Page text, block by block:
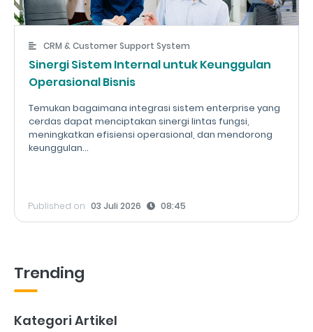
CRM & Customer Support System
Sinergi Sistem Internal untuk Keunggulan
Operasional Bisnis
Temukan bagaimana integrasi sistem enterprise yang
cerdas dapat menciptakan sinergi lintas fungsi,
meningkatkan efisiensi operasional, dan mendorong
keunggulan...
Published on 03 Juli 2026 08:45
Trending
Kategori Artikel